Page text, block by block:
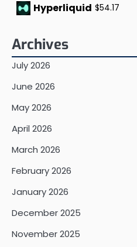
Hyperliquid $54.17
Archives
July 2026
June 2026
May 2026
April 2026
March 2026
February 2026
January 2026
December 2025
November 2025